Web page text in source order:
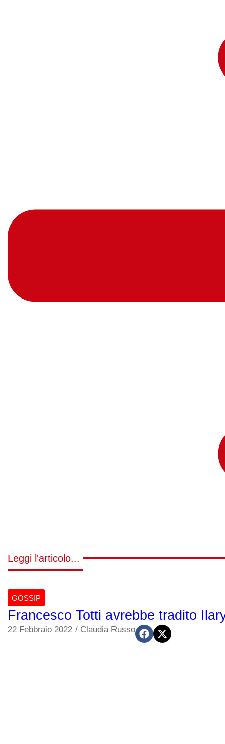
Leggi l'articolo...
GOSSIP
Francesco Totti avrebbe tradito
22 Febbraio 2022 / Claudia Russo